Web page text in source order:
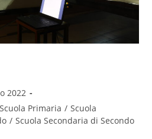
2022
Scuola Primaria / Scuola
/ Scuola Secondaria di Secondo